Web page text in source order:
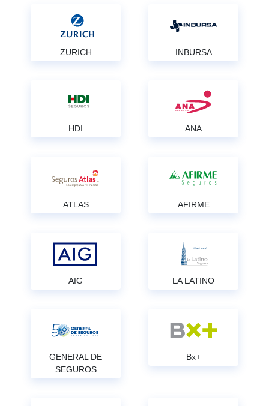
ZURICH INBURSA
HDI ANA
ATLAS AFIRME
AIG LA LATINO
GENERAL DE
SEGUROS
Bx+